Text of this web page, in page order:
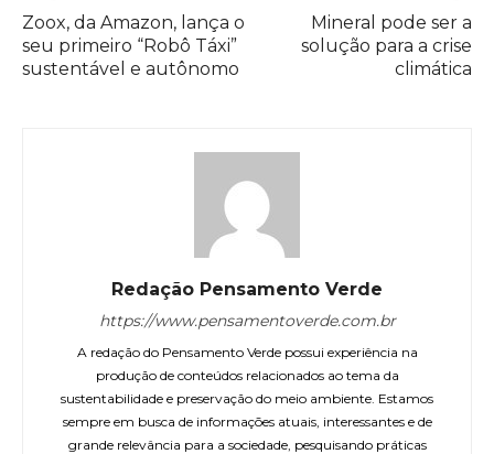
Zoox, da Amazon, lança o
seu primeiro “Robô Táxi”
sustentável e autônomo
Mineral pode ser a
solução para a crise
climática
Redação Pensamento Verde
https://www.pensamentoverde.com.br
A redação do Pensamento Verde possui experiência na
produção de conteúdos relacionados ao tema da
sustentabilidade e preservação do meio ambiente. Estamos
sempre em busca de informações atuais, interessantes e de
grande relevância para a sociedade, pesquisando práticas